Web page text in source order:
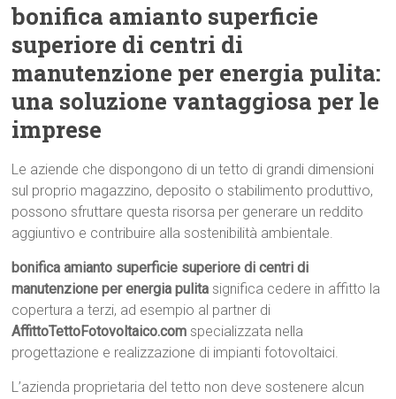
bonifica amianto superficie
superiore di centri di
manutenzione per energia pulita:
una soluzione vantaggiosa per le
imprese
Le aziende che dispongono di un tetto di grandi dimensioni
sul proprio magazzino, deposito o stabilimento produttivo,
possono sfruttare questa risorsa per generare un reddito
aggiuntivo e contribuire alla sostenibilità ambientale.
bonifica amianto superficie superiore di centri di
manutenzione per energia pulita significa cedere in affitto la
copertura a terzi, ad esempio al partner di
AffittoTettoFotovoltaico.com specializzata nella
progettazione e realizzazione di impianti fotovoltaici.
L’azienda proprietaria del tetto non deve sostenere alcun